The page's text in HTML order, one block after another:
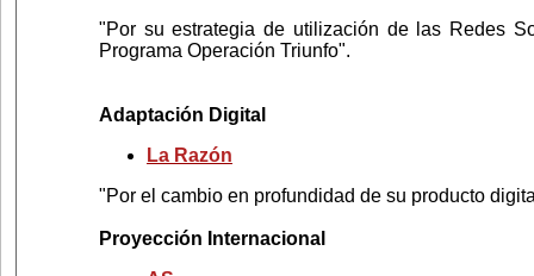
"Por su estrategia de utilización de las Redes
Programa Operación Triunfo".
Adaptación Digital
La Razón
"Por el cambio en profundidad de su producto
Proyección Internacional